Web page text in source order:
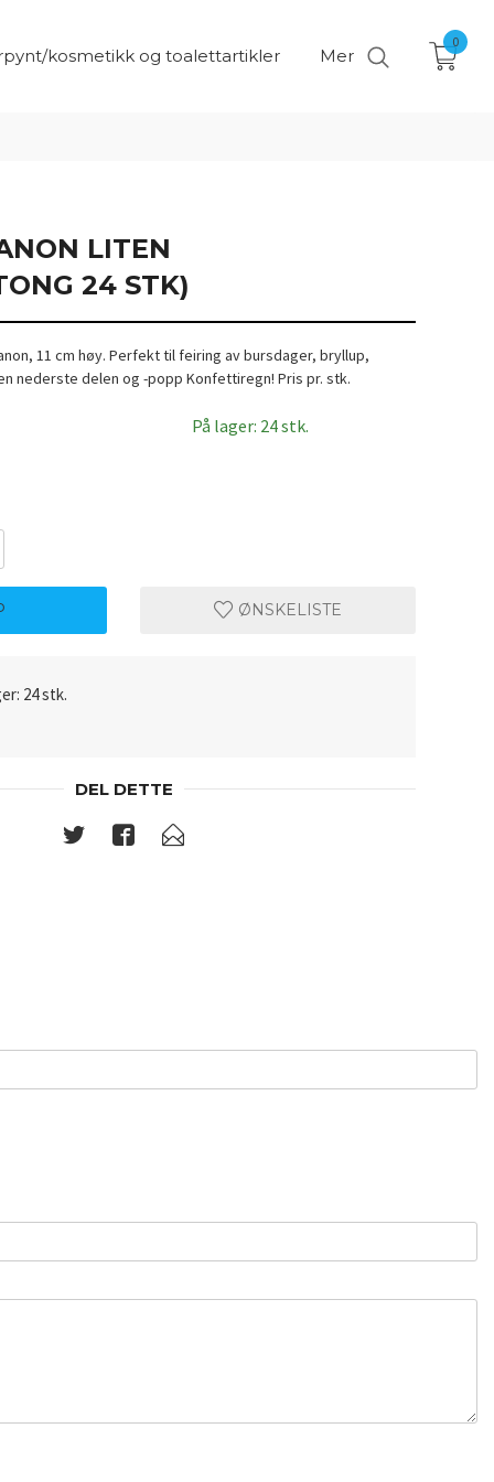
kosmetikk og toalettartikler Mer
0
LITEN
24 STK)
11 cm høy. Perfekt til feiring av bursdager, bryllup,
nederste delen og -popp Konfettiregn! Pris pr. stk.
På lager: 24 stk.
ØNSKELISTE
24 stk.
DEL DETTE